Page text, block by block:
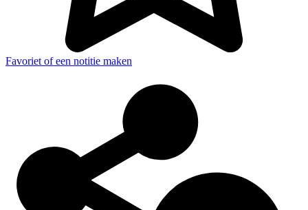
Favoriet of een notitie maken